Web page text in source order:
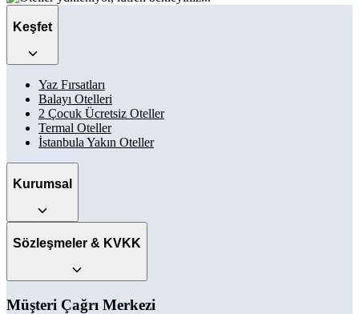
Keşfet
Yaz Fırsatları
Balayı Otelleri
2 Çocuk Ücretsiz Oteller
Termal Oteller
İstanbula Yakın Oteller
Kurumsal
Sözleşmeler & KVKK
Müşteri Çağrı Merkezi